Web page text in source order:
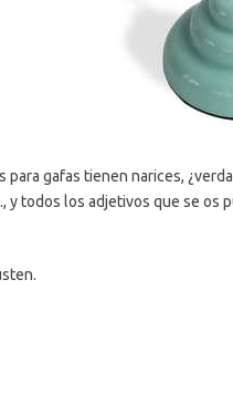
para gafas tienen narices,
y todos los adjetivos que se os